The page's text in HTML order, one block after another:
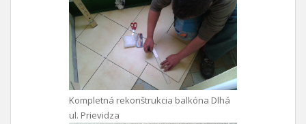
Kompletná rekonštrukcia balkóna Dlhá
ul. Prievidza